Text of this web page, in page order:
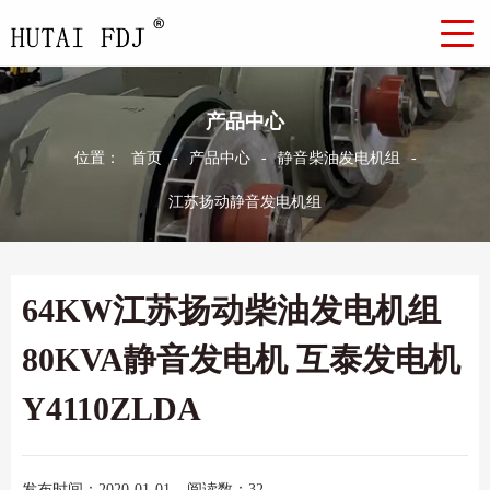
产品中心
位置： 首页 - 产品中心 - 静音柴油发电机组 -
江苏扬动静音发电机组
64KW江苏扬动柴油发电机组
80KVA静音发电机 互泰发电机
Y4110ZLDA